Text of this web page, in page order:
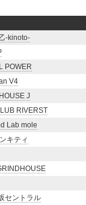
-kinoto-
POWER
V4
J
RIVERST
Lab mole
キティ
セントラル